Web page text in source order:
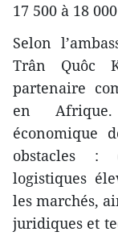
17 500 à 18
Selon
Trân Quôc
partenaire
en
économique
obstacles :
logistiques
les marchés,
juridiques et